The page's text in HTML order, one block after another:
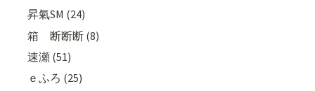
昇氣SM (24)
箱 断断断 (8)
速瀬 (51)
ｅふろ (25)